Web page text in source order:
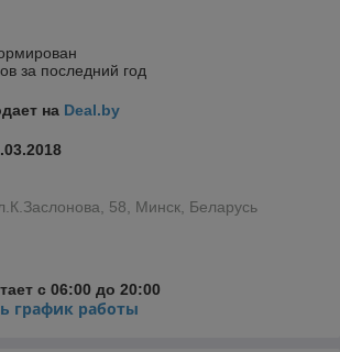
за последний год
на Deal.by
58, Минск, Беларусь
с 06:00 до 20:00
график работы